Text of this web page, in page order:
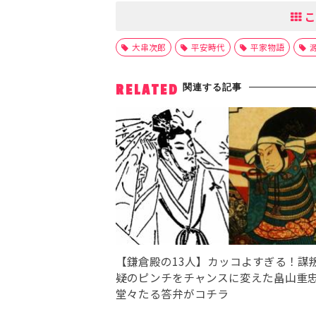
大串次郎 平安時代 平家物語
RELATED 関連する記事
【鎌倉殿の13人】カッコよすぎる！謀
疑のピンチをチャンスに変えた畠山重
堂々たる答弁がコチラ